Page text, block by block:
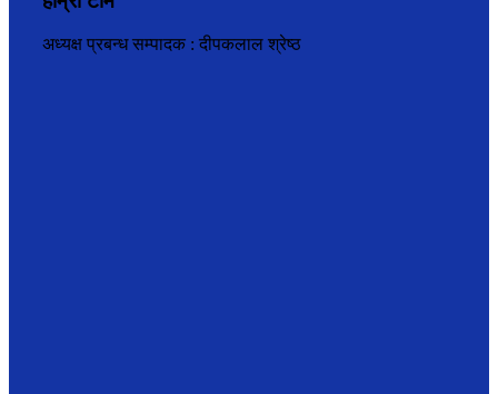
अध्यक्ष प्रबन्ध सम्पादक : दीपकलाल श्रेष्ठ